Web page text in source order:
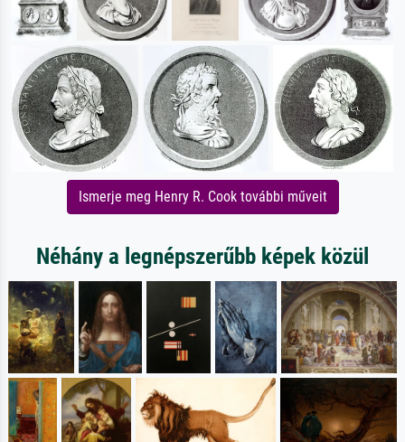
Ismerje meg Henry R. Cook további műveit
Néhány a legnépszerűbb képek közül